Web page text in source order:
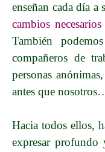
enseñan cada día a
cambios
También
compañeros de
personas
antes que
Hacia todos ellos,
expresar profundo